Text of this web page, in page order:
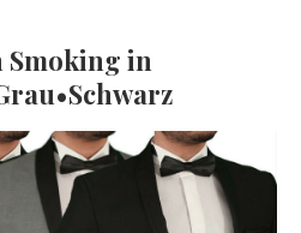
Smoking in